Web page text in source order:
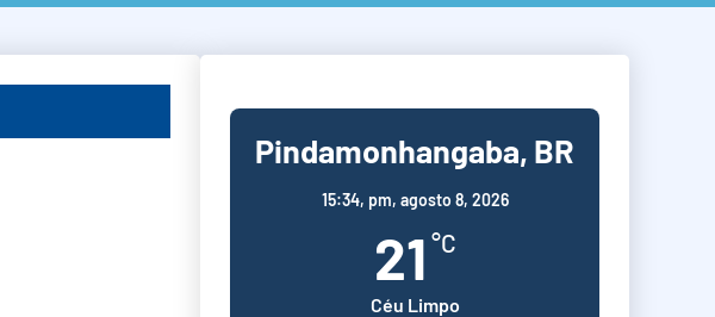
Pindamonhangaba, BR
15:34, pm, agosto 8, 2026
21 °C
Céu Limpo